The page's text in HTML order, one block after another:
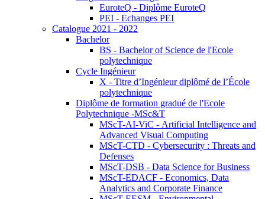
EuroteQ - Diplôme EuroteQ
PEI - Echanges PEI
Catalogue 2021 - 2022
Bachelor
BS - Bachelor of Science de l'Ecole
polytechnique
Cycle Ingénieur
X - Titre d’Ingénieur diplômé de l’École
polytechnique
Diplôme de formation gradué de l'Ecole
Polytechnique -MSc&T
MScT-AI-ViC - Artificial Intelligence and
Advanced Visual Computing
MScT-CTD - Cybersecurity : Threats and
Defenses
MScT-DSB - Data Science for Business
MScT-EDACF - Economics, Data
Analytics and Corporate Finance